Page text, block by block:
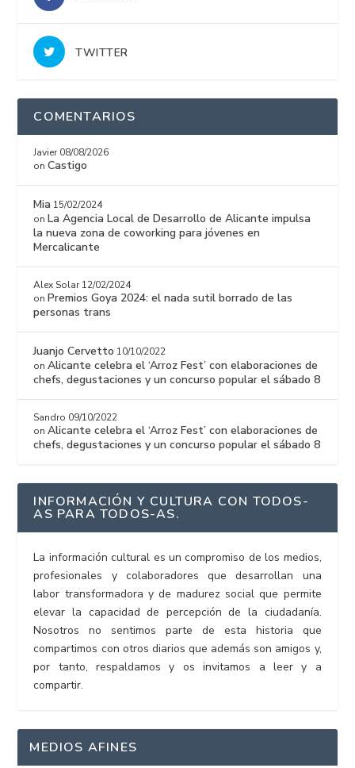
TWITTER
COMENTARIOS
Javier 08/08/2026
onCastigo
Mia 15/02/2024
on La Agencia Local de Desarrollo de Alicante impulsa
la nueva zona de coworking para jóvenes en
Mercalicante
Alex Solar 12/02/2024
on Premios Goya 2024: el nada sutil borrado de las
personas trans
Juanjo Cervetto 10/10/2022
onAlicante celebra el ‘Arroz Fest’ con elaboraciones de
chefs, degustaciones y un concurso popular el sábado 8
Sandro 09/10/2022
onAlicante celebra el ‘Arroz Fest’ con elaboraciones de
chefs, degustaciones y un concurso popular el sábado 8
INFORMACIÓN Y CULTURA CON TODOS-
AS PARA TODOS-AS.
La información cultural es un compromiso de los medios,
profesionales y colaboradores que desarrollan una
labor transformadora y de madurez social que permite
elevar la capacidad de percepción de la ciudadanía.
Nosotros no sentimos parte de esta historia que
compartimos con otros diarios que además son amigos y,
por tanto, respaldamos y os invitamos a leer y a
compartir.
MEDIOS AFINES